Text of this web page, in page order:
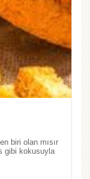
biri olan mısır
gibi kokusuyla